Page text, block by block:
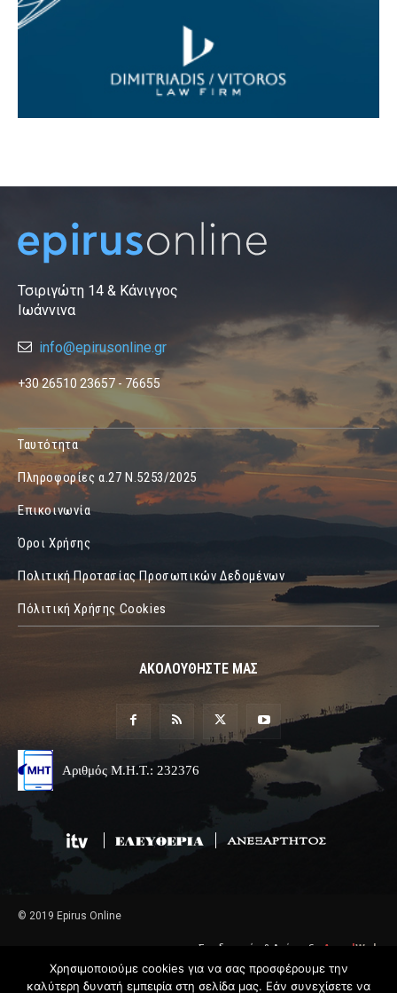
Τσιριγώτη 14 & Κάνιγγος
Ιωάννινα
info@epirusonline.gr
+30 26510 23657 - 76655
Ταυτότητα
Πληροφορίες α.27 Ν.5253/2025
Επικοινωνία
Όροι Χρήσης
Πολιτική Προτασίας Προσωπικών Δεδομένων
Πόλιτική Χρήσης Cookies
ΑΚΟΛΟΥΘΗΣΤΕ ΜΑΣ
Αριθμός Μ.Η.Τ.: 232376
© 2019 Epirus Online
Σχεδιασμός & Ανάπτυξη AngelWeb
Χρησιμοποιούμε cookies για να σας προσφέρουμε την
καλύτερη δυνατή εμπειρία στη σελίδα μας. Εάν συνεχίσετε να